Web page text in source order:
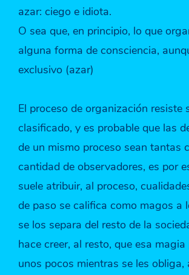
azar: ciego e idiota.
O sea que, en principio, lo que
alguna forma de consciencia,
exclusivo (azar)
El proceso de organización resiste
clasificado, y es probable que las
de un mismo proceso sean tantas
cantidad de observadores, es por
suele atribuir, al proceso,
de paso se califica como magos a
se los separa del resto de la
hace creer, al resto, que esa magia
unos pocos mientras se les obliga,